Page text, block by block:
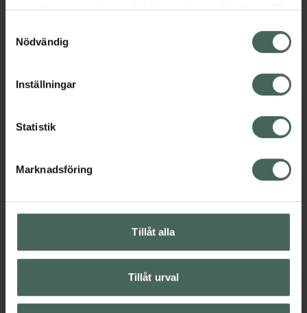
samlat in när du har använt deras tjänster. Samtycke till
återkalla ditt samtycke via webbplatsens
cookieinställningar. Ett återkallat samtycke påverkar inte
lagligheten av behandling som skett innan återkallelsen.
Nödvändig
Inställningar
Statistik
Marknadsföring
Tillåt alla
Tillåt urval
Kronans Apotek finns här för dig. Du hittar oss från Skåne i
datorn. Oavsett vem du är så är det vårt uppdrag att
hjälpa just dig att må lite bättre. Välkommen att prata
Handla tryggt
Leverans, betalning och retur
Sajtens tillgänglighet